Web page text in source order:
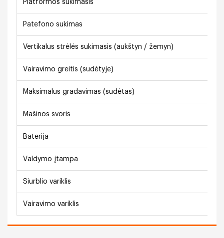
Platformos sukimasis
Patefono sukimas
Vertikalus strėlės sukimasis (aukštyn / žemyn)
Vairavimo greitis (sudėtyje)
Maksimalus gradavimas (sudėtas)
Mašinos svoris
Baterija
Valdymo įtampa
Siurblio variklis
Vairavimo variklis